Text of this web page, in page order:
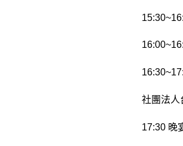
社團法人
17:30 晚